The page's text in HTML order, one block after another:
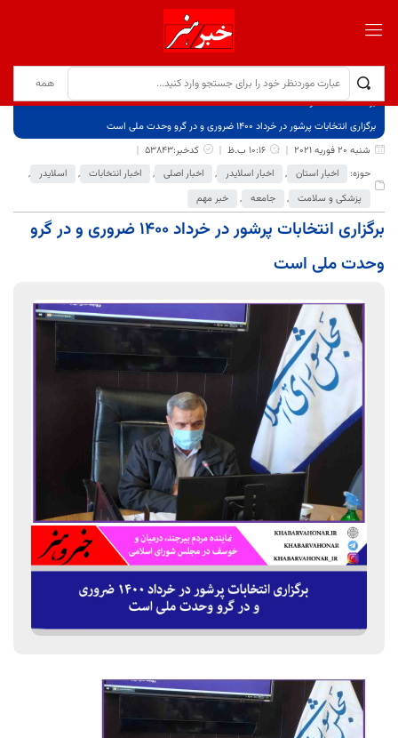
برگ نخست
نوشته‌ها
برگزاری انتخابات پرشور در خرداد ۱۴۰۰ ضروری و در گرو وحدت ملی است
شنبه 20 فوریه 2021
10:16 ب.ظ
کدخبر:53843
حوزه:
اخبار استان , اخبار اسلایدر , اخبار اصلی , اخبار انتخابات , اسلایدر
,
پزشکی و سلامت , جامعه , خبر مهم
برگزاری انتخابات پرشور در خرداد ۱۴۰۰ ضروری و در گرو
وحدت ملی است